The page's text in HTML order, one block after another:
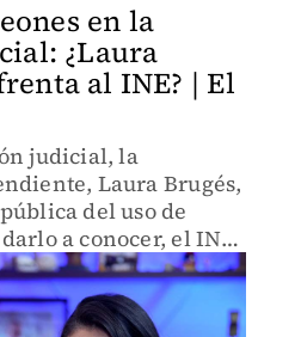
en la
¿Laura
al INE? | El
judicial, la
Laura Brugés,
del uso de
a conocer, el INE
de donde
de estos. ¿Qué ha